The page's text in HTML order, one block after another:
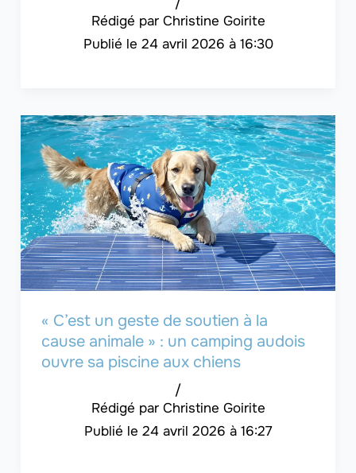
Christine Goirite
24 avril 2026 à 16:30
« C’est un geste de soutien à la
cause animale » : un camping audois
ouvre sa piscine aux chiens
Christine Goirite
/
24 avril 2026 à 16:27